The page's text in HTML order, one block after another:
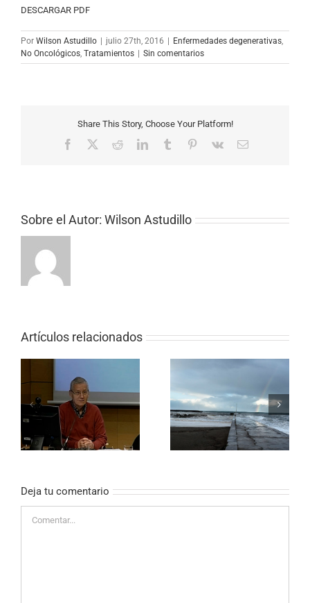
DESCARGAR PDF
Por Wilson Astudillo julio 27th, 2016 Enfermedades degenerativas,
No Oncológicos, Tratamientos Sin comentarios
Share This Story, Choose Your Platform!
Facebook RedditLinkedInTumblr Pinterest
Vk
Correo
Sobre el Autor: Wilson Astudillo
Artículos relacionados
Masaje Suave,
Cuidados y Cáncer
Deja tu comentario